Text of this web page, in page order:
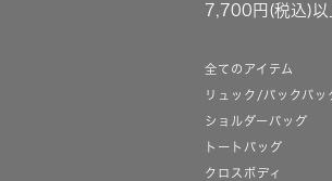
7,700円(税込)以
全てのアイテム
リュック/バックパッ
ショルダーバッグ
トートバッグ
クロスボディ